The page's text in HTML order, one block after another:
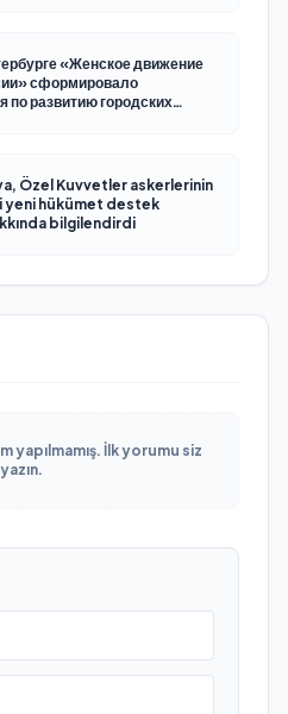
«Женское движение
сформировало
по развитию городских
Özel Kuvvetler askerlerinin
yeni hükümet destek
bilgilendirdi
yapılmamış. İlk yorumu siz
yazın.